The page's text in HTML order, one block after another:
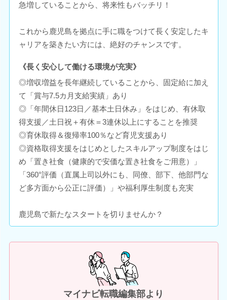
急増していることから、将来性もバッチリ！
これから鹿児島を拠点に手に職をつけて長く安定したキ
ャリアを築きたい方には、絶好のチャンスです。
《長く安心して働ける環境が充実》
◎増収増益を長年継続していることから、固定給に加え
て「賞与7.5カ月支給実績」あり
◎「年間休日123日／基本土日休み」をはじめ、有休取
得支援／土日祝＋有休＝3連休以上にすることを推奨
◎育休取得＆復帰率100％など育児支援あり
◎資格取得支援をはじめとしたスキルアップ制度をはじ
め「置き社食（健康的で安価な置き社食をご用意）」
「360°評価（直属上司以外にも、同僚、部下、他部門な
ど多方面から公正に評価）」や福利厚生制度も充実
鹿児島で新たなスタートを切りませんか？
マイナビ転職編集部より